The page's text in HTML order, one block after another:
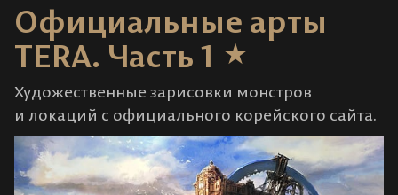
Официальные арты
TERA. Часть 1
Художественные зарисовки монстров
и локаций с официального корейского сайта.